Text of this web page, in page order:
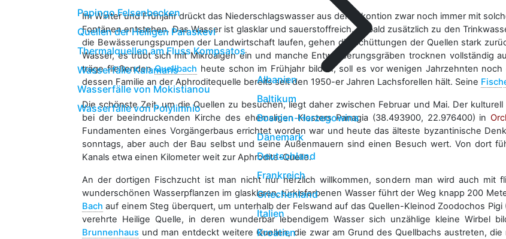
Papingo Felsenbecken
Quellen der Heiligen Paraskevi
Thermalquellen am Fluss Kompsatos
Wasserfälle Kalamaris
Wasserfälle von Mokistianou
Wasserfälle von Polylimnio
Albanien
Baltikum
Bosnien-Herzegowina
Dänemark
Deutschland
Frankreich
Griechenland
Italien
Kroatien
Im Winter und Frühjahr drückt das Niederschlagswasser aus dem Akontion zwar noch immer mit
Fontänen entstehen. Das Wasser ist glasklar und sauerstoffreich. Sobald zusätzlich zu den
die Bewässerungspumpen der Landwirtschaft laufen, gehen die Schüttungen der Quellen stark
Wasser, es trübt sich mit Mikroalgen ein und manche Entwässerungsgräben trocknen vollständig
träge fließendenQuellbach heute schon im Frühjahr bilden, soll es vor wenigen Jahrzehnten
dessen Familie an der Aphroditequelle bereits seit den 1950-er Jahren Lachsforellen hält. Seine
Die schönste Zeit, um die Quellen zu besuchen, liegt daher zwischen Februar und Mai. Der
bei der beeindruckenden Kirche des ehemaligen Klosters Panagia (38.493900, 22.976400) in
Fundamenten eines Vorgängerbaus errichtet worden war und heute das älteste byzantinische
sonntags, aber auch der Bau selbst und seine Außenmauern sind einen Besuch wert. Von dort
Kanals etwa einen Kilometer weit zur Aphrodite-Quelle.
An der dortigen Fischzucht ist man nicht nur herzlich willkommen, sondern man wird auch mit
wunderschönen Wasserpflanzen im glasklaren, türkisfarbenen Wasser führt der Weg knapp 200
Bach auf einem Steg überquert, um unterhalb der Felswand auf das Quellen-Kleinod Zoodochos
verehrte Heilige Quelle, in deren wunderbar lebendigem Wasser sich unzählige kleine Wirbel
Brunnenhaus und man entdeckt weitere Quellen, die zwar am Grund des Quellbachs austreten,